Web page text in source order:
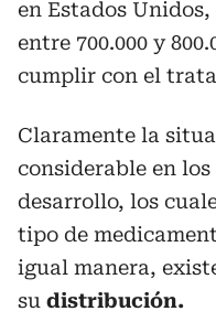
en Estados
entre 700.000 y
cumplir con el
Claramente la
considerable en
desarrollo, los
tipo de
igual manera,
su distribución.